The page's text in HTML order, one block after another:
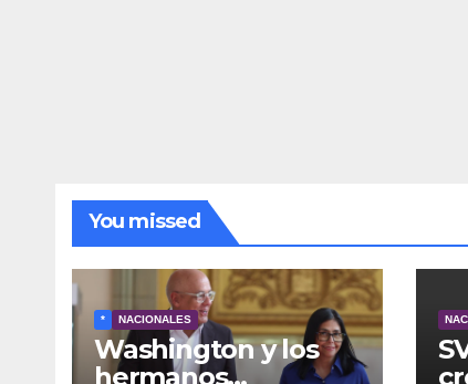
You missed
* NACIONALES
Washington y los
hermanos